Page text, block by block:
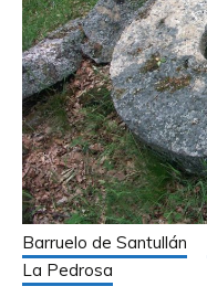
Barruelo de Santullán
La Pedrosa